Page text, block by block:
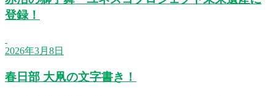
登録！
2026年3月8日
春日部 大凧の文字書き！